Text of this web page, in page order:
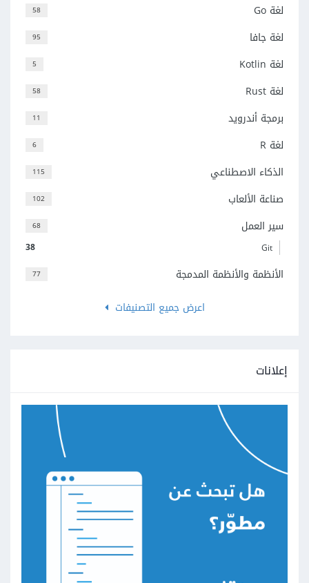
58 لغة Go
95 لغة جافا
5 لغة Kotlin
58 لغة Rust
11 برمجة أندرويد
6 لغة R
115 الذكاء الاصطناعي
102 صناعة الألعاب
68 سير العمل
38 Git
77
الأنظمة والأنظمة المدمجة
اعرض جميع التصنيفات
إعلانات